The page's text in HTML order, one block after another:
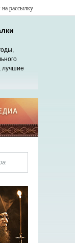
на рассылку
лучшие